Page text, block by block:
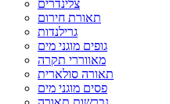
צלינדרים
תאורת חירום
גרילנדות
גופים מוגני מים
מאווררי תקרה
תאורה סולארית
פסים מוגני מים